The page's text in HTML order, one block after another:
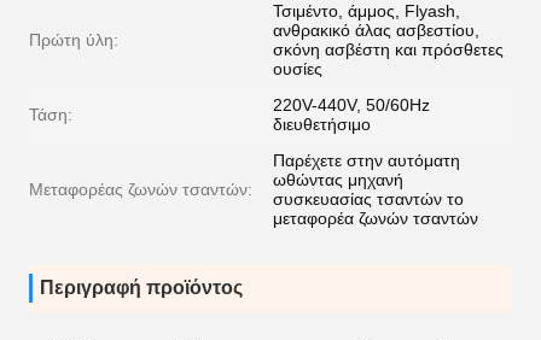
Πρώτη ύλη:
Τσιμέντο, άμμος, Flyash,
ανθρακικό άλας ασβεστίου,
σκόνη ασβέστη και πρόσθετες
ουσίες
Τάση:
220V-440V, 50/60Hz
διευθετήσιμο
Μεταφορέας ζωνών τσαντών:
Παρέχετε στην αυτόματη
ωθώντας μηχανή
συσκευασίας τσαντών το
μεταφορέα ζωνών τσαντών
Περιγραφή προϊόντος